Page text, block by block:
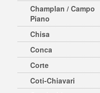
Champlan / Campo
Piano
Chisa
Conca
Corte
Coti-Chiavari